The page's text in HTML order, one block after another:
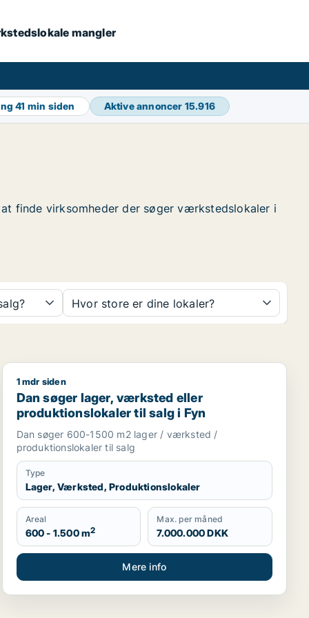
mangler
41 min siden Aktive annoncer 15.916
finde virksomheder der søger værkstedslokaler i
Hvor store er dine lokaler?
Nørre Aaby eller Assens m.fl.
Dan søger lager, værksted eller produktionslokaler til
1 mdr siden
Dan søger lager, værksted eller
produktionslokaler til salg i Fyn
Dan søger 600-1500 m2 lager / værksted /
produktionslokaler til salg
Type
Lager, Værksted, Produktionslokaler
Areal
600 - 1.500 m2
Max. per måned
7.000.000 DKK
Mere info